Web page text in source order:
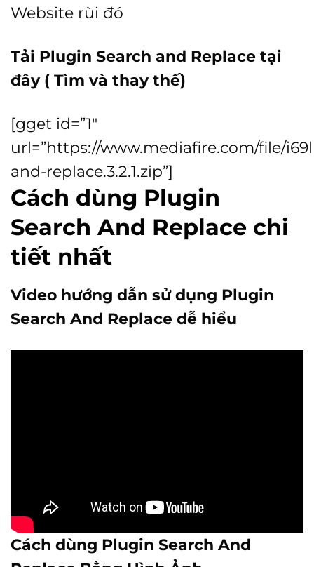
Website rùi đó
Tải Plugin Search and Replace tại
đây ( Tìm và thay thế)
[gget id=”1″
url=”https://www.mediafire.com/file/
and-replace.3.2.1.zip”]
Cách dùng Plugin
Search And Replace chi
tiết nhất
Video hướng dẫn sử dụng Plugin
Search And Replace dễ hiểu
Cách dùng Plugin Search And